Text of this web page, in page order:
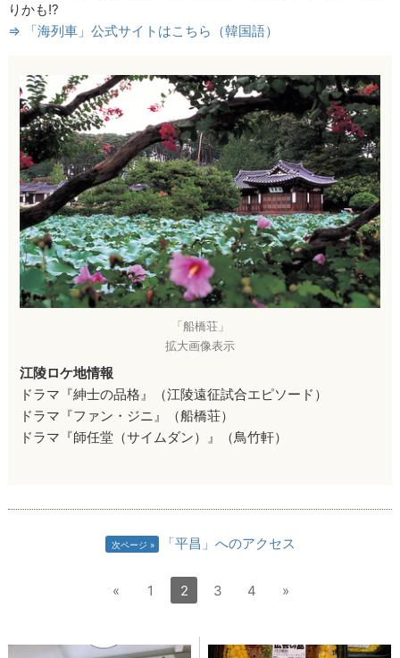
りかも!?
⇒ 「海列車」公式サイトはこちら（韓国語）
「船橋荘」
拡大画像表示
江陵ロケ地情報
ドラマ『紳士の品格』（江陵遠征試合エピソード）
ドラマ『ファン・ジニ』（船橋荘）
ドラマ『師任堂（サイムダン）』（鳥竹軒）
次ページ 「平昌」へのアクセス
« 1 2 3 4 »